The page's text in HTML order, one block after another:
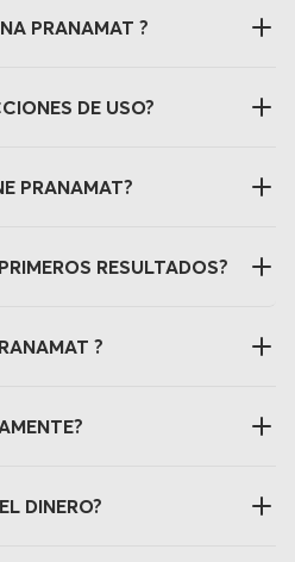
PRANAMAT ?
DE USO?
PRANAMAT?
RESULTADOS?
?
DINERO?